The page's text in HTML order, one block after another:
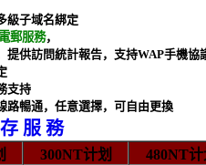
級子域名綁定
郵服務，
提供訪問統計報告，支持WAP手機協
支持
路暢通，任意選擇，可自由更換
服 務
300NT计划 480NT计